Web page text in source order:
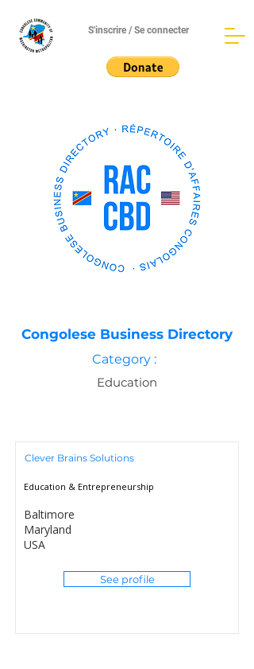
S'inscrire / Se connecter
Congolese Business Directory
Category :
Education
Clever Brains Solutions
Education & Entrepreneurship
Baltimore
Maryland
USA
See profile